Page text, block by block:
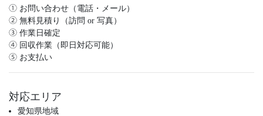
① お問い合わせ（電話・メール）
② 無料見積り（訪問 or 写真）
③ 作業日確定
④ 回収作業（即日対応可能）
⑤ お支払い
対応エリア
愛知県地域